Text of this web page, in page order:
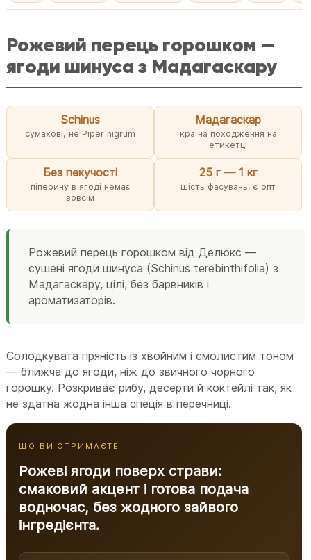
Рожевий перець горошком —
ягоди шинуса з Мадагаскару
Schinus
сумахові, не Piper nigrum
Мадагаскар
країна походження на
етикетці
Без пекучості
піперину в ягоді немає
зовсім
25 г — 1 кг
шість фасувань, є опт
Рожевий перець горошком від Делюкс —
сушені ягоди шинуса (Schinus terebinthifolia) з
Мадагаскару, цілі, без барвників і
ароматизаторів.
Солодкувата пряність із хвойним і смолистим тоном
— ближча до ягоди, ніж до звичного чорного
горошку. Розкриває рибу, десерти й коктейлі так, як
не здатна жодна інша спеція в перечниці.
ЩО ВИ ОТРИМАЄТЕ
Рожеві ягоди поверх страви:
смаковий акцент і готова подача
водночас, без жодного зайвого
інгредієнта.